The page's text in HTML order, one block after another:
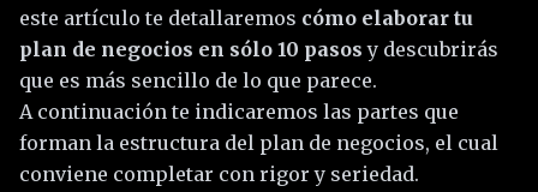
este artículo te detallaremos cómo elaborar tu
plan de negocios en sólo 10 pasos y descubrirás
que es más sencillo de lo que parece.
A continuación te indicaremos las partes que
forman la estructura del plan de negocios, el cual
conviene completar con rigor y seriedad.